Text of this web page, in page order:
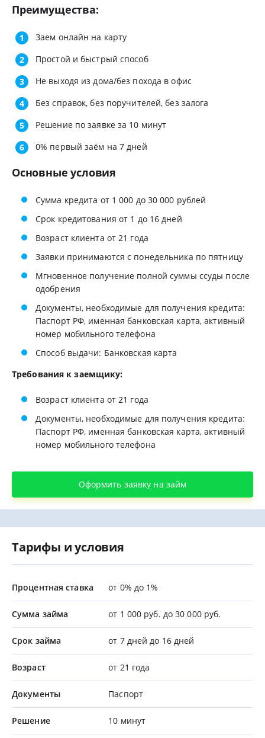
Преимущества:
Заем онлайн на карту
Простой и быстрый способ
Не выходя из дома/без похода в офис
Без справок, без поручителей, без залога
Решение по заявке за 10 минут
0% первый заём на 7 дней
Основные условия
Сумма кредита от 1 000 до 30 000 рублей
Срок кредитования от 1 до 16 дней
Возраст клиента от 21 года
Заявки принимаются с понедельника по пятницу
Мгновенное получение полной суммы ссуды после
одобрения
Документы, необходимые для получения кредита:
Паспорт РФ, именная банковская карта, активный
номер мобильного телефона
Способ выдачи: Банковская карта
Требования к заемщику:
Возраст клиента от 21 года
Документы, необходимые для получения кредита:
Паспорт РФ, именная банковская карта, активный
номер мобильного телефона
Оформить заявку на займ
Тарифы и условия
Процентная ставка от 0% до 1%
Сумма займа от 1 000 руб. до 30 000 руб.
Срок займа от 7 дней до 16 дней
Возраст от 21 года
Документы Паспорт
Решение 10 минут